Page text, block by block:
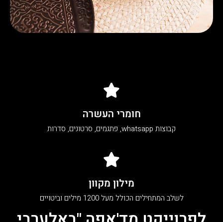
חומרי העשרה
קבוצות whatsapp, פתגמים, סרטונים, סדרות
מילון מקוון
לשלב המתחילים הכולל מעל 1200 מילים וביטויים